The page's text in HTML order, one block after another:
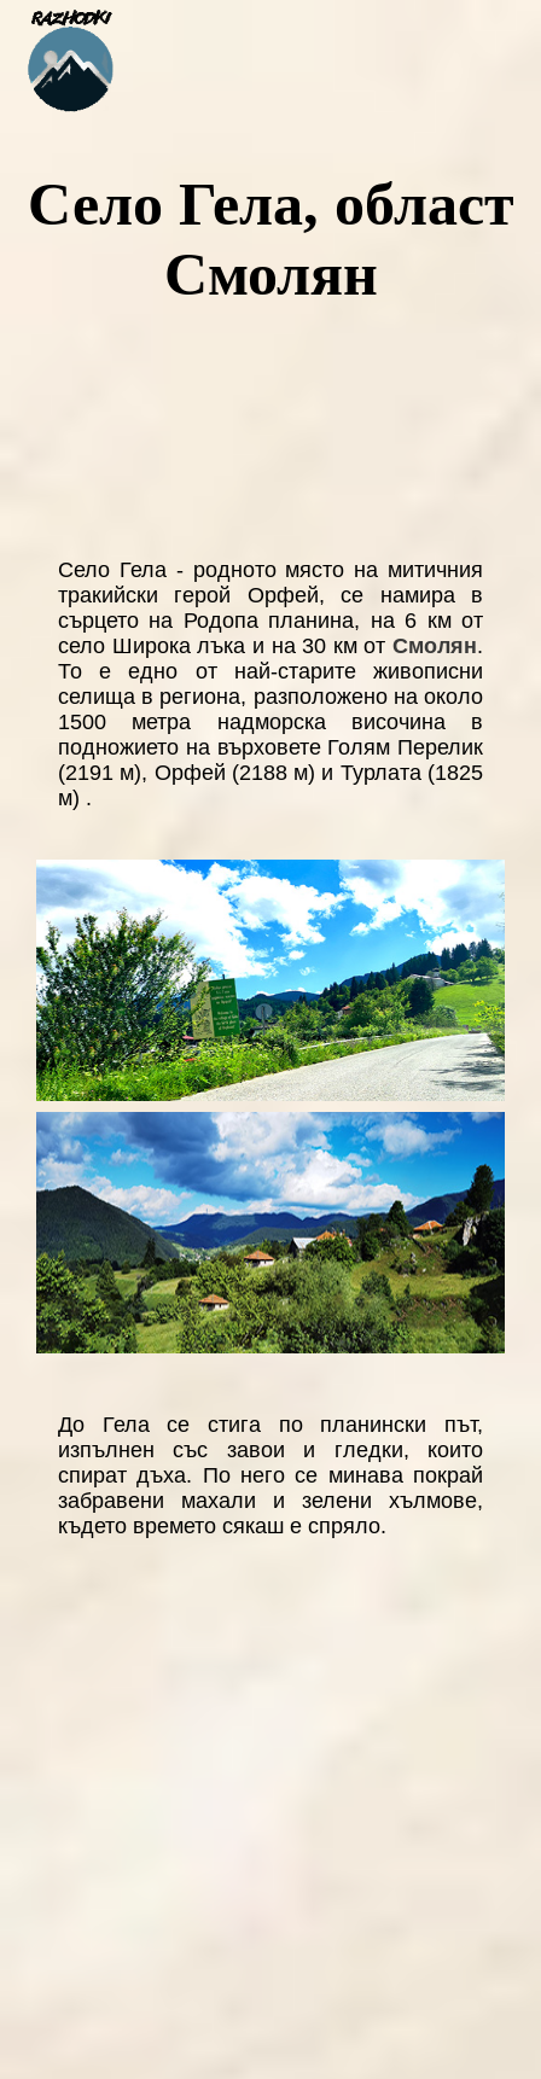
Село Гела, област
Смолян
Село Гела - родното място на митичния
тракийски герой Орфей, се намира в
сърцето на Родопа планина, на 6 км от
село Широка лъка и на 30 км от Смолян.
То е едно от най-старите живописни
селища в региона, разположено на около
1500 метра надморска височина в
подножието на върховете Голям Перелик
(2191 м), Орфей (2188 м) и Турлата (1825
м) .
До Гела се стига по планински път,
изпълнен със завои и гледки, които
спират дъха. По него се минава покрай
забравени махали и зелени хълмове,
където времето сякаш е спряло.